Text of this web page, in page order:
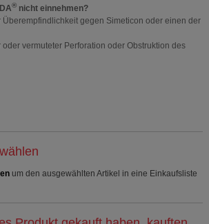
®nicht einnehmen?
Überempfindlichkeit gegen Simeticon oder einen der
oder vermuteter Perforation oder Obstruktion des
um den ausgewählten Artikel in eine Einkaufsliste